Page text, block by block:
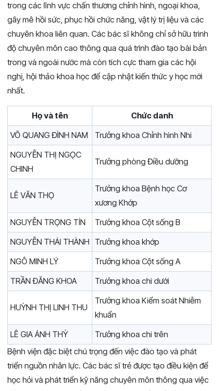
trong các lĩnh vực chấn thương chỉnh hình, ngoại khoa,
gây mê hồi sức, phục hồi chức năng, vật lý trị liệu và các
chuyên khoa liên quan. Các bác sĩ không chỉ sở hữu trình
độ chuyên môn cao thông qua quá trình đào tạo bài bản
trong và ngoài nước mà còn tích cực tham gia các hội
nghị, hội thảo khoa học để cập nhật kiến thức y học mới
nhất.
Họ và tên
Chức danh
VÕ QUANG ĐÌNH NAM
Trưởng khoa Chỉnh hình Nhi
NGUYỄN THỊ NGỌC
CHINH
Trưởng phòng Điều dưỡng
LÊ VĂN THỌ
Trưởng khoa Bệnh học Cơ
xương Khớp
NGUYỄN TRỌNG TÍN
Trưởng khoa Cột sống B
NGUYỄN THÁI THÀNH
Trưởng khoa khớp
NGÔ MINH LÝ
Trưởng khoa Cột sống A
TRẦN ĐĂNG KHOA
Trưởng khoa chi dưới
HUỲNH THỊ LINH THU
Trưởng khoa Kiểm soát Nhiễm
khuẩn
LÊ GIA ÁNH THỲ
Trưởng khoa chi trên
Bệnh viện đặc biệt chú trọng đến việc đào tạo và phát
triển nguồn nhân lực. Các bác sĩ trẻ được tạo điều kiện để
học hỏi và phát triển kỹ năng chuyên môn thông qua việc